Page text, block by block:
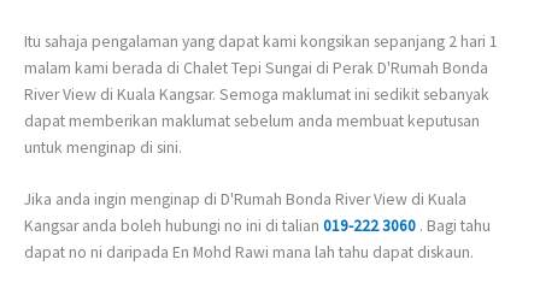
Itu sahaja pengalaman yang dapat kami kongsikan sepanjang 2 hari 1
malam kami berada di Chalet Tepi Sungai di Perak D'Rumah Bonda
River View di Kuala Kangsar. Semoga maklumat ini sedikit sebanyak
dapat memberikan maklumat sebelum anda membuat keputusan
untuk menginap di sini.
Jika anda ingin menginap di D'Rumah Bonda River View di Kuala
Kangsar anda boleh hubungi no ini di talian 019-222 3060 . Bagi tahu
dapat no ni daripada En Mohd Rawi mana lah tahu dapat diskaun.